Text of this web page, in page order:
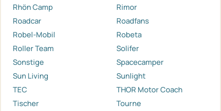
Rhön Camp
Rimor
Roadcar
Roadfans
Robel-Mobil
Robeta
Roller Team
Solifer
Sonstige
Spacecamper
Sun Living
Sunlight
TEC
THOR Motor Coach
Tischer
Tourne